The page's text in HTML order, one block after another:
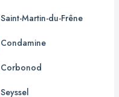
Saint-Martin-du-Frêne
Condamine
Corbonod
Seyssel